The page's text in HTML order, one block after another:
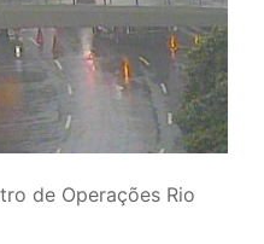
de Operações Rio